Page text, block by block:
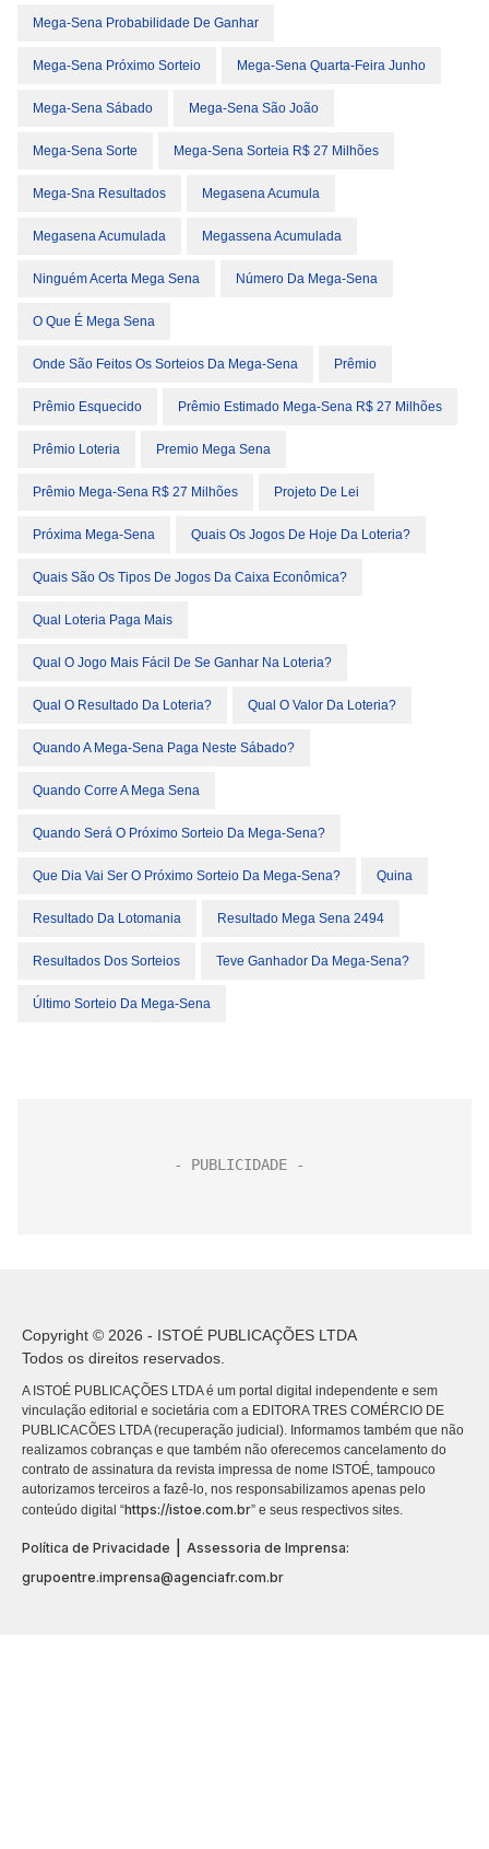
Mega-Sena Probabilidade De Ganhar
Mega-Sena Próximo Sorteio Mega-Sena Quarta-Feira Junho
Mega-Sena Sábado Mega-Sena São João
Mega-Sena Sorte Mega-Sena Sorteia R$ 27 Milhões
Mega-Sna Resultados Megasena Acumula
Megasena Acumulada Megassena Acumulada
Ninguém Acerta Mega Sena Número Da Mega-Sena
O Que É Mega Sena
Onde São Feitos Os Sorteios Da Mega-Sena Prêmio
Prêmio Esquecido Prêmio Estimado Mega-Sena R$ 27 Milhões
Prêmio Loteria Premio Mega Sena
Prêmio Mega-Sena R$ 27 Milhões Projeto De Lei
Próxima Mega-Sena Quais Os Jogos De Hoje Da Loteria?
Quais São Os Tipos De Jogos Da Caixa Econômica?
Qual Loteria Paga Mais
Qual O Jogo Mais Fácil De Se Ganhar Na Loteria?
Qual O Resultado Da Loteria? Qual O Valor Da Loteria?
Quando A Mega-Sena Paga Neste Sábado?
Quando Corre A Mega Sena
Quando Será O Próximo Sorteio Da Mega-Sena?
Que Dia Vai Ser O Próximo Sorteio Da Mega-Sena? Quina
Resultado Da Lotomania Resultado Mega Sena 2494
Resultados Dos Sorteios Teve Ganhador Da Mega-Sena?
Último Sorteio Da Mega-Sena
Copyright © 2026 - ISTOÉ PUBLICAÇÕES LTDA
Todos os direitos reservados.
A ISTOÉ PUBLICAÇÕES LTDA é um portal digital independente e sem
vinculação editorial e societária com a EDITORA TRES COMÉRCIO DE
PUBLICACÕES LTDA (recuperação judicial). Informamos também que não
realizamos cobranças e que também não oferecemos cancelamento do
contrato de assinatura da revista impressa de nome ISTOÉ, tampouco
autorizamos terceiros a fazê-lo, nos responsabilizamos apenas pelo
conteúdo digital “https://istoe.com.br” e seus respectivos sites.
Política de Privacidade
Assessoria de Imprensa:
grupoentre.imprensa@agenciafr.com.br